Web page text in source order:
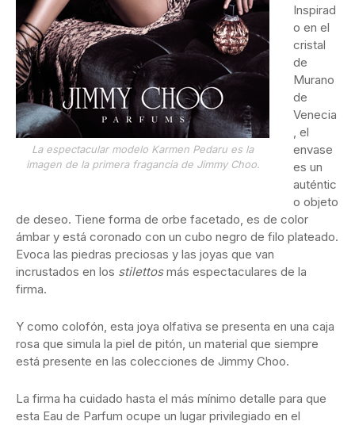
La espectacular modelo Karmen Pedaru es la
imagen de la primera fragancia de Jimmy Choo.
Inspirad
o en el
cristal
de
Murano
de
Venecia
, el
envase
es un
auténtic
o objeto
de deseo. Tiene forma de orbe facetado, es de color
ámbar y está coronado con un cubo negro de filo plateado.
Evoca las piedras preciosas y las joyas que van
incrustados en los stilettosmás espectaculares de la
firma.
Y como colofón, esta joya olfativa se presenta en una caja
rosa que simula la piel de pitón, un material que siempre
está presente en las colecciones de Jimmy Choo.
La firma ha cuidado hasta el más mínimo detalle para que
esta Eau de Parfum ocupe un lugar privilegiado en el